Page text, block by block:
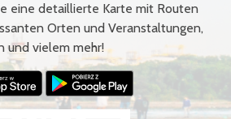
eine detaillierte Karte mit Routen
Orten und Veranstaltungen,
und vielem mehr!